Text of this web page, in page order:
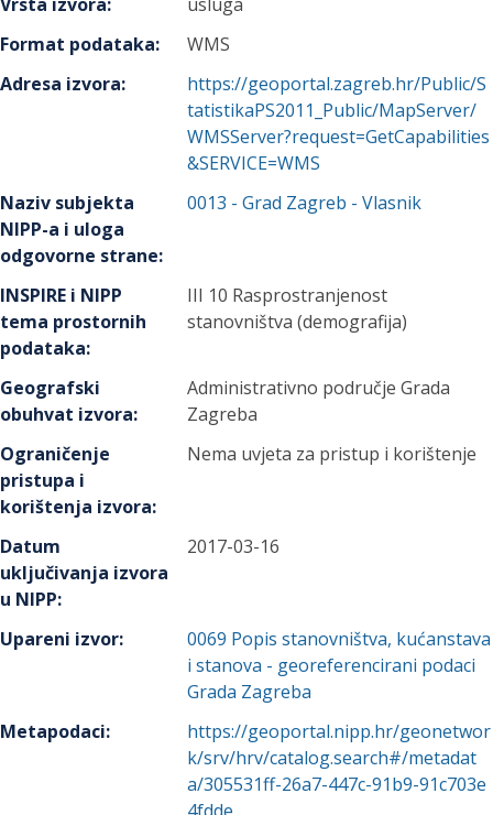
Format podataka:
WMS
Adresa izvora:
https://geoportal.zagreb.hr/Public/S
tatistikaPS2011_Public/MapServer/
WMSServer?request=GetCapabilities
&SERVICE=WMS
Naziv subjekta
NIPP-a i uloga
odgovorne strane:
0013 -Grad Zagreb - Vlasnik
INSPIRE i NIPP
tema prostornih
podataka:
III 10 Rasprostranjenost
stanovništva (demografija)
Geografski
obuhvat izvora:
Administrativno područje Grada
Zagreba
Ograničenje
pristupa i
korištenja izvora:
Nema uvjeta za pristup i korištenje
Datum
uključivanja izvora
u NIPP:
2017-03-16
Upareni izvor: 0069 Popis stanovništva, kućanstava
i stanova - georeferencirani podaci
Grada Zagreba
Metapodaci:
https://geoportal.nipp.hr/geonetwor
k/srv/hrv/catalog.search#/metadat
a/305531ff-26a7-447c-91b9-91c703e